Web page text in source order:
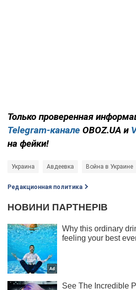
Только проверенная
Telegram-канале OBOZ.UA и
на фейки!
Украина Авдеевка Война в Украине
Редакционная политика